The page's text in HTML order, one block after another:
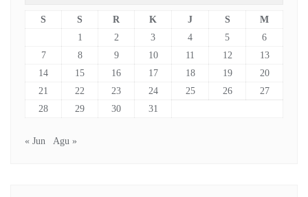
S S R K J S
M
1
2 3 4 5
6
7
8 9 10 11 12
13
14
15 16 17 18 19
20
21
22 23 24 25 26
27
28
29 30 31
« Jun Agu »